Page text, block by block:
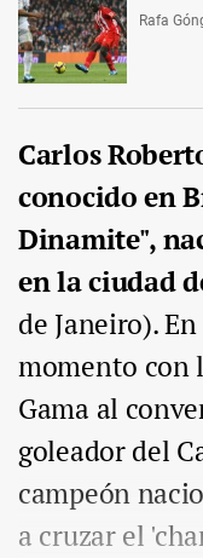
Rafa
Carlos
conocido en
Dinamite",
en la ciudad
de Janeiro).
momento con
Gama al
goleador del
campeón
a cruzar el